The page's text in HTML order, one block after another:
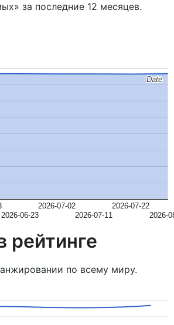
за последние 12 месяцев.
2026-06-23
2026-07-02
2026-07-11
2026-07-22
2026-
Date
Date
рейтинге
по всему миру.